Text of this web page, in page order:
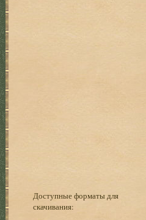
Доступные форматы для
скачивания: